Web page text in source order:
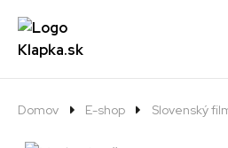
Domov E-shop Slovenský